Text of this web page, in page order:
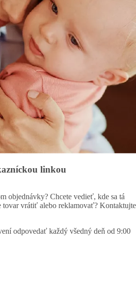
linkou
objednávky? Chcete vedieť, kde sa tá
tovar vrátiť alebo reklamovať? Kontaktujte
odpovedať každý všedný deň od 9:00